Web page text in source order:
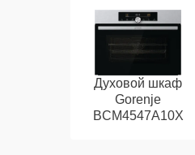
Духовой шкаф
Gorenje
BCM4547A10X